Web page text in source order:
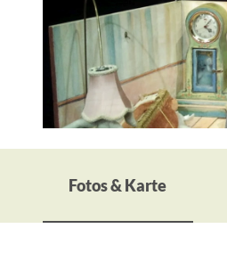
Fotos & Karte